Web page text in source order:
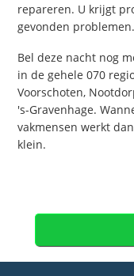
repareren. U krijgt
gevonden
Bel deze nacht nog
in de gehele 070
Voorschoten,
's-Gravenhage.
vakmensen werkt
klein.